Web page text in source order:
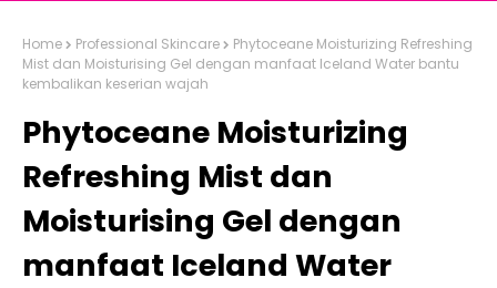
Home Professional Skincare
Phytoceane Moisturizing Refreshing
Mist dan Moisturising Gel dengan manfaat Iceland Water bantu
kembalikan keserian wajah
Phytoceane Moisturizing
Refreshing Mist dan
Moisturising Gel dengan
manfaat Iceland Water